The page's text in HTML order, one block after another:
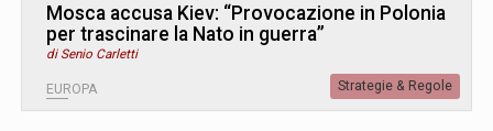
Mosca accusa Kiev: “Provocazione in Polonia
per trascinare la Nato in guerra”
di Senio Carletti
EUROPA Strategie & Regole